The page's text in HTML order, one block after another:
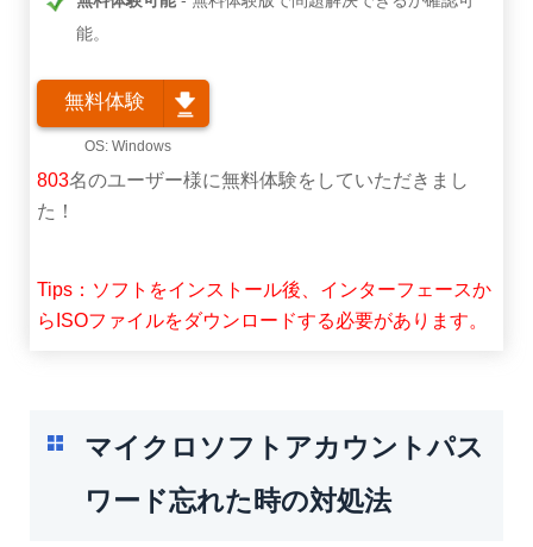
能。
無料体験
803名のユーザー様に無料体験をしていただきまし
た！
Tips：ソフトをインストール後、インターフェースか
らISOファイルをダウンロードする必要があります。
マイクロソフトアカウントパス
ワード忘れた時の対処法